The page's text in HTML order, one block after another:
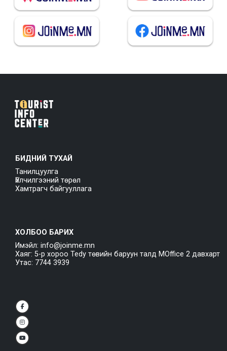
БИДНИЙ ТУХАЙ
Танилцуулга
Үйлчилгээний төрөл
Хамтрагч байгууллага
ХОЛБОО БАРИХ
Имэйл: info@joinme.mn
Хаяг: 5-р хороо Tedy төвийн баруун талд MOffice 2 давхарт
Утас: 7744 3939